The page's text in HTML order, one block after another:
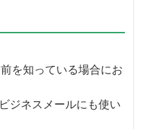
を知っている場合にお
ジネスメールにも使い